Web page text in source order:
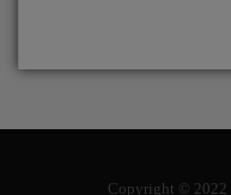
Copyright © 2022